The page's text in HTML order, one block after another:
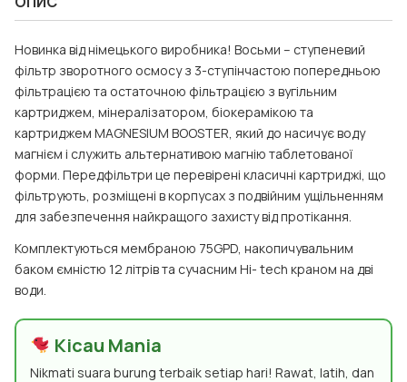
Новинка від німецького виробника! Восьми – ступеневий
фільтр зворотного осмосу з 3-ступінчастою попередньою
фільтрацією та остаточною фільтрацією з вугільним
картриджем, мінералізатором, біокерамікою та
картриджем MAGNESIUM BOOSTER, який до насичує воду
магнієм і служить альтернативою магнію таблетованої
форми. Передфільтри це перевірені класичні картриджі, що
фільтрують, розміщені в корпусах з подвійним ущільненням
для забезпечення найкращого захисту від протікання.
Комплектуються мембраною 75GPD, накопичувальним
баком ємністю 12 літрів та сучасним Hi- tech краном на дві
води.
Kicau Mania
Nikmati suara burung terbaik setiap hari! Rawat, latih, dan